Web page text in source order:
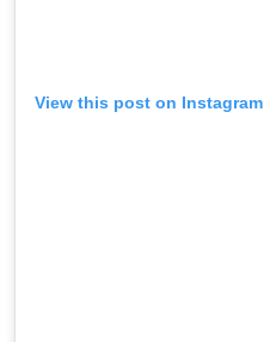
View this post on Instagram